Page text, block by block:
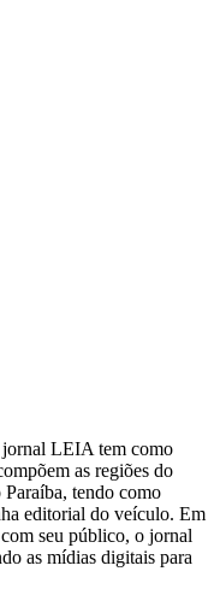
jornal LEIA tem como
as regiões do
tendo como
editorial do veículo. Em
seu público, o jornal
as mídias digitais para